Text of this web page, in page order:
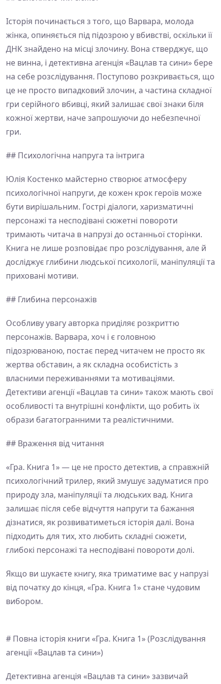
Історія починається з того, що Варвара, молода
жінка, опиняється під підозрою у вбивстві, оскільки її
ДНК знайдено на місці злочину. Вона стверджує, що
не винна, і детективна агенція «Вацлав та сини» бере
на себе розслідування. Поступово розкривається, що
це не просто випадковий злочин, а частина складної
гри серійного вбивці, який залишає свої знаки біля
кожної жертви, наче запрошуючи до небезпечної
гри.
## Психологічна напруга та інтрига
Юлія Костенко майстерно створює атмосферу
психологічної напруги, де кожен крок героїв може
бути вирішальним. Гострі діалоги, харизматичні
персонажі та несподівані сюжетні повороти
тримають читача в напрузі до останньої сторінки.
Книга не лише розповідає про розслідування, але й
досліджує глибини людської психології, маніпуляції та
приховані мотиви.
## Глибина персонажів
Особливу увагу авторка приділяє розкриттю
персонажів. Варвара, хоч і є головною
підозрюваною, постає перед читачем не просто як
жертва обставин, а як складна особистість з
власними переживаннями та мотиваціями.
Детективи агенції «Вацлав та сини» також мають свої
особливості та внутрішні конфлікти, що робить їх
образи багатогранними та реалістичними.
## Враження від читання
«Гра. Книга 1» — це не просто детектив, а справжній
психологічний трилер, який змушує задуматися про
природу зла, маніпуляції та людських вад. Книга
залишає після себе відчуття напруги та бажання
дізнатися, як розвиватиметься історія далі. Вона
підходить для тих, хто любить складні сюжети,
глибокі персонажі та несподівані повороти долі.
Якщо ви шукаєте книгу, яка триматиме вас у напрузі
від початку до кінця, «Гра. Книга 1» стане чудовим
вибором.
# Повна історія книги «Гра. Книга 1» (Розслідування
агенції «Вацлав та сини»)
Детективна агенція «Вацлав та сини» зазвичай